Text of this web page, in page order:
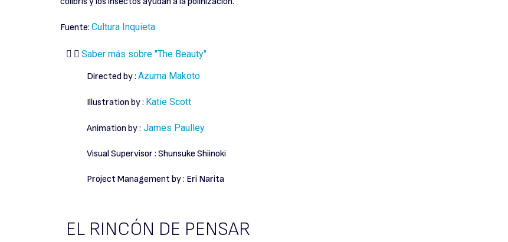
Fuente: Cultura Inquieta
Saber más sobre "The Beauty"
Directed by : Azuma Makoto
Illustration by : Katie Scott
Animation by : James Paulley
Visual Supervisor : Shunsuke Shiinoki
Project Management by : Eri Narita
EL RINCÓN DE PENSAR